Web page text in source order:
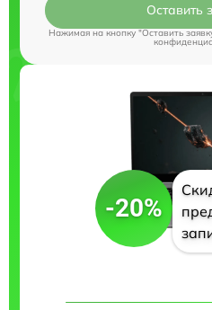
Оставить
Нажимая на кнопку "Оставить
-20%